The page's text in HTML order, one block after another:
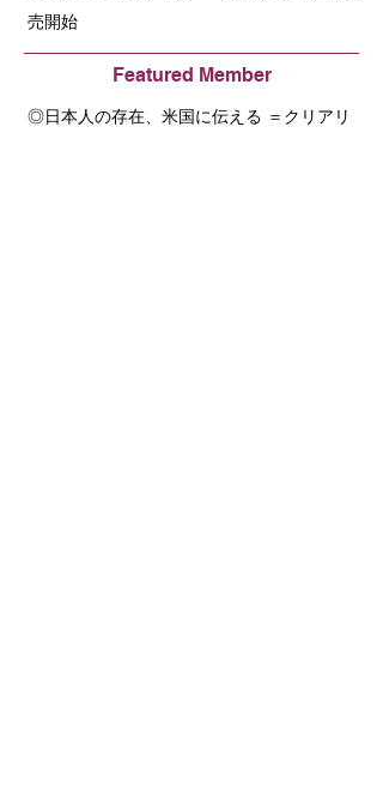
売開始
Featured Member
◎日本人の存在、米国に伝える ＝クリアリ